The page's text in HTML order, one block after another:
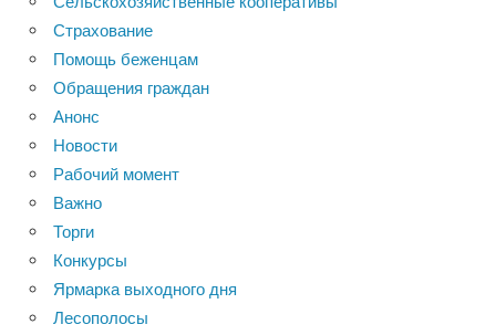
Страхование
Помощь беженцам
Обращения граждан
Анонс
Новости
Рабочий момент
Важно
Торги
Конкурсы
Ярмарка выходного дня
Лесополосы